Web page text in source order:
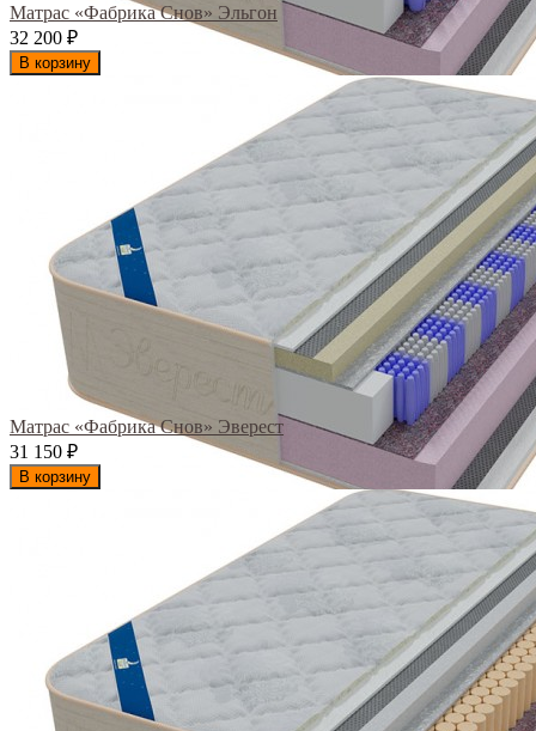
Матрас «Фабрика Снов» Эльгон
32 200 ₽
В корзину
Матрас «Фабрика Снов» Эверест
31 150 ₽
В корзину